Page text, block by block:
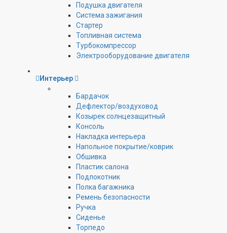
Подушка двигателя
Система зажигания
Стартер
Топливная система
Турбокомпрессор
Электрооборудование двигателя
Интерьер
Бардачок
Дефлектор/воздуховод
Козырек солнцезащитный
Консоль
Накладка интерьера
Напольное покрытие/коврик
Обшивка
Пластик салона
Подлокотник
Полка багажника
Ремень безопасности
Ручка
Сиденье
Торпедо